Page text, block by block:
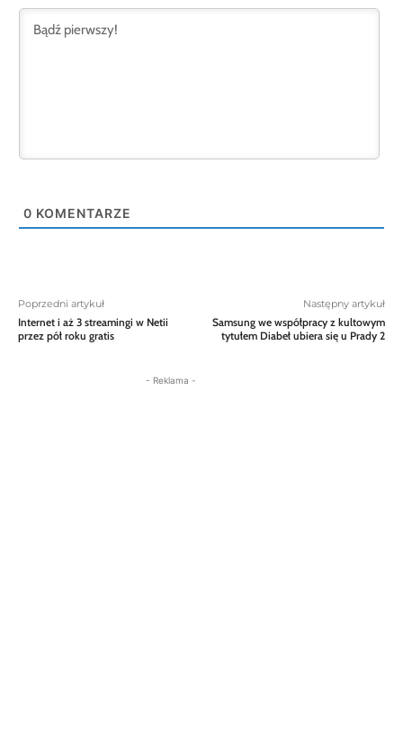
0 KOMENTARZE
Poprzedni artykuł
Internet i aż 3 streamingi w Netii
przez pół roku gratis
Następny artykuł
Samsung we współpracy z kultowym
tytułem Diabeł ubiera się u Prady 2
- Reklama -